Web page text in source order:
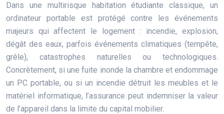
Dans une multirisque habitation étudiante classique, un
ordinateur portable est protégé contre les événements
majeurs qui affectent le logement : incendie, explosion,
dégât des eaux, parfois événements climatiques (tempête,
grêle), catastrophes naturelles ou technologiques.
Concrètement, si une fuite inonde la chambre et endommage
un PC portable, ou si un incendie détruit les meubles et le
matériel informatique, l’assurance peut indemniser la valeur
de l’appareil dans la limite du capital mobilier.